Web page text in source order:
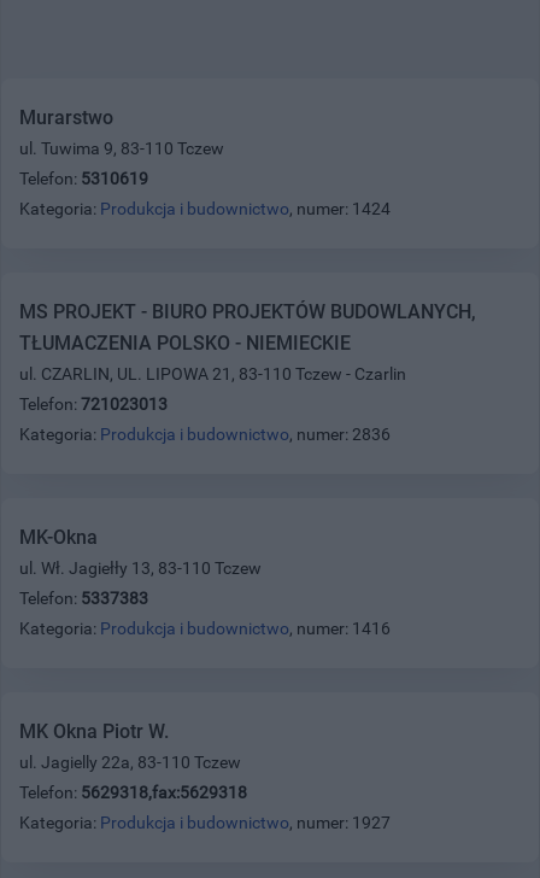
Murarstwo
ul. Tuwima 9, 83-110 Tczew
Telefon: 5310619
Kategoria: Produkcja i budownictwo, numer: 1424
MS PROJEKT - BIURO PROJEKTÓW BUDOWLANYCH,
TŁUMACZENIA POLSKO - NIEMIECKIE
ul. CZARLIN, UL. LIPOWA 21, 83-110 Tczew - Czarlin
Telefon: 721023013
Kategoria: Produkcja i budownictwo, numer: 2836
MK-Okna
ul. Wł. Jagiełły 13, 83-110 Tczew
Telefon: 5337383
Kategoria: Produkcja i budownictwo, numer: 1416
MK Okna Piotr W.
ul. Jagielly 22a, 83-110 Tczew
Telefon: 5629318,fax:5629318
Kategoria: Produkcja i budownictwo, numer: 1927